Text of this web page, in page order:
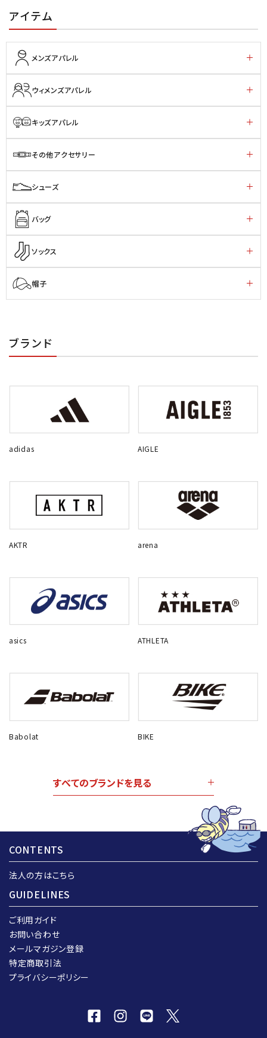
アイテム
メンズアパレル
ウィメンズアパレル
キッズアパレル
その他アクセサリー
シューズ
バッグ
ソックス
帽子
ブランド
adidas AIGLE
AKTR arena
asics ATHLETA
Babolat BIKE
すべてのブランドを見る
CONTENTS
法人の方はこちら
GUIDELINES
ご利用ガイド
お問い合わせ
メールマガジン登録
特定商取引法
プライバシーポリシー